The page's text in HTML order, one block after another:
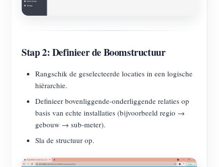
Stap 2: Definieer de Boomstructuur
Rangschik de geselecteerde locaties in een logische
hiërarchie.
Definieer bovenliggende-onderliggende relaties op
basis van echte installaties (bijvoorbeeld regio →
gebouw → sub-meter).
Sla de structuur op.